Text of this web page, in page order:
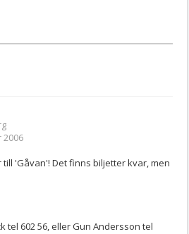
2006
'Gåvan'! Det finns biljetter kvar, men
tel 602 56, eller Gun Andersson tel